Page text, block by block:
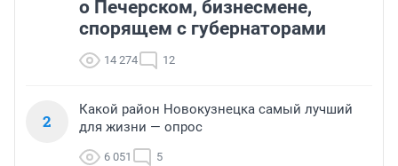
о Печерском, бизнесмене,
спорящем с губернаторами
14 274 12
2
Какой район Новокузнецка самый лучший
для жизни — опрос
6 051 5